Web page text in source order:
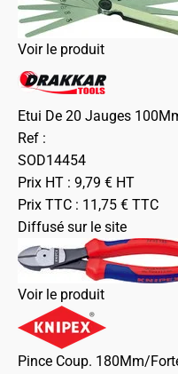
Voir le produit
Etui De 20 Jauges
Ref :
SOD14454
Prix HT : 9,79 € HT
Prix TTC : 11,75 € TTC
Diffusé sur le site
Voir le produit
Pince Coup. 180Mm/